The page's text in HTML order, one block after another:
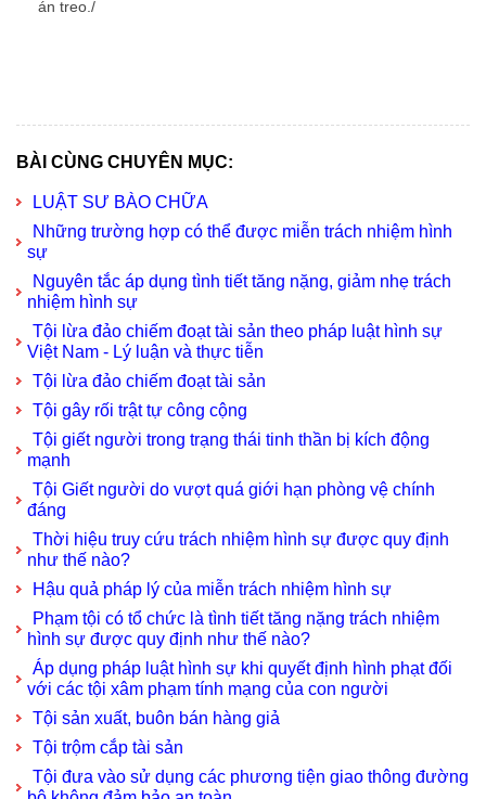
án treo./
BÀI CÙNG CHUYÊN MỤC:
LUẬT SƯ BÀO CHỮA
Những trường hợp có thể được miễn trách nhiệm hình
sự
Nguyên tắc áp dụng tình tiết tăng nặng, giảm nhẹ trách
nhiệm hình sự
Tội lừa đảo chiếm đoạt tài sản theo pháp luật hình sự
Việt Nam - Lý luận và thực tiễn
Tội lừa đảo chiếm đoạt tài sản
Tội gây rối trật tự công cộng
Tội giết người trong trạng thái tinh thần bị kích động
mạnh
Tội Giết người do vượt quá giới hạn phòng vệ chính
đáng
Thời hiệu truy cứu trách nhiệm hình sự được quy định
như thế nào?
Hậu quả pháp lý của miễn trách nhiệm hình sự
Phạm tội có tổ chức là tình tiết tăng nặng trách nhiệm
hình sự được quy định như thế nào?
Áp dụng pháp luật hình sự khi quyết định hình phạt đối
với các tội xâm phạm tính mạng của con người
Tội sản xuất, buôn bán hàng giả
Tội trộm cắp tài sản
Tội đưa vào sử dụng các phương tiện giao thông đường